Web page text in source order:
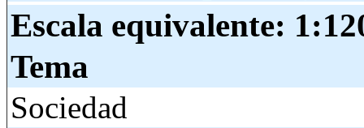
Escala equivalente:
Tema
Sociedad